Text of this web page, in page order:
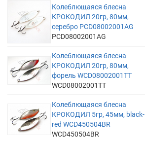
Колеблющаяся блесна
КРОКОДИЛ 20гр, 80мм,
серебро PCD08002001AG
PCD08002001AG
Колеблющаяся блесна
КРОКОДИЛ 20гр, 80мм,
форель WCD08002001TT
WCD08002001TT
Колеблющаяся блесна
КРОКОДИЛ 5гр, 45мм, black-
red WCD450504BR
WCD450504BR